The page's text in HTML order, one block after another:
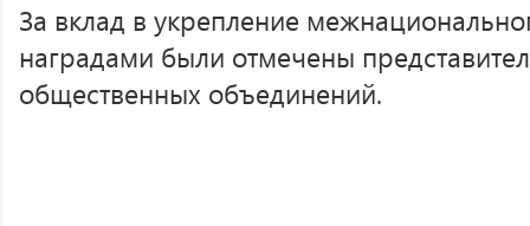
За вклад в укрепление
наградами были отмечены
общественных объединений.